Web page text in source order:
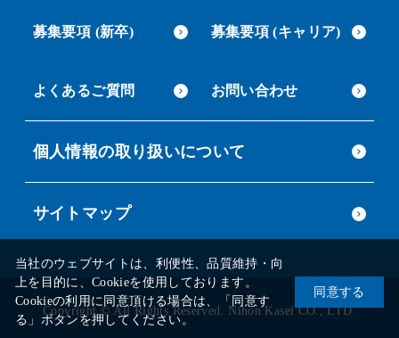
募集要項 (新卒) 募集要項 (キャリア)
よくあるご質問 お問い合わせ
個人情報の取り扱いについて
サイトマップ
Copyright © All Rights Reserved. Nihon Kasei CO., LTD.
当社のウェブサイトは、利便性、品質維持・向
上を目的に、Cookieを使用しております。
Cookieの利用に同意頂ける場合は、「同意す
る」ボタンを押してください。
同意する